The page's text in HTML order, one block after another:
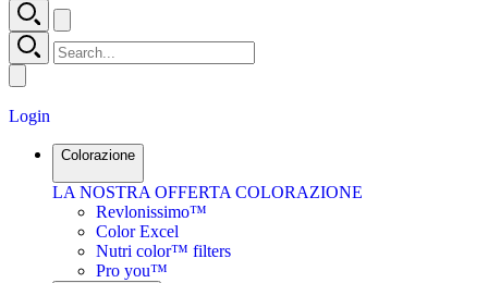
Login
Colorazione
LA NOSTRA OFFERTA COLORAZIONE
Revlonissimo™
Color Excel
Nutri color™ filters
Pro you™